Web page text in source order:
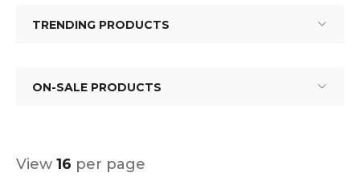
TRENDING PRODUCTS
ON-SALE PRODUCTS
View 16 per page